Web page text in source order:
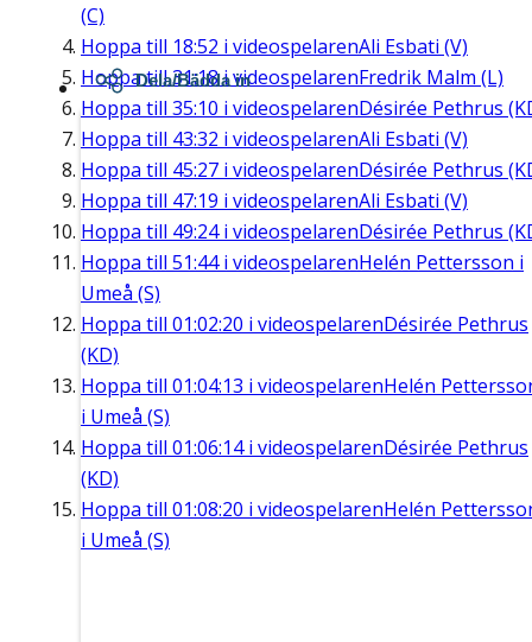
(C)
Hoppa till 18:52 i videospelarenAli Esbati (V)
Hoppa till31:18i videospelarenFredrik Malm (L)
Hoppa till 35:10 i videospelarenDésirée Pethrus
Hoppa till 43:32 i videospelarenAli Esbati (V)
Hoppa till 45:27 i videospelarenDésirée Pethrus
Hoppa till 47:19 i videospelarenAli Esbati (V)
Hoppa till 49:24i videospelarenDésirée Pethrus
Hoppa till 51:44i videospelarenHelén Pettersson i
Umeå (S)
Hoppa till 01:02:20 i videospelarenDésirée Pethrus
(KD)
Hoppa till 01:04:13 i videospelarenHelén
i Umeå (S)
Hoppa till 01:06:14i videospelarenDésirée Pethrus
(KD)
Hoppa till 01:08:20 i videospelarenHelén
i Umeå (S)
Dela/Bädda in